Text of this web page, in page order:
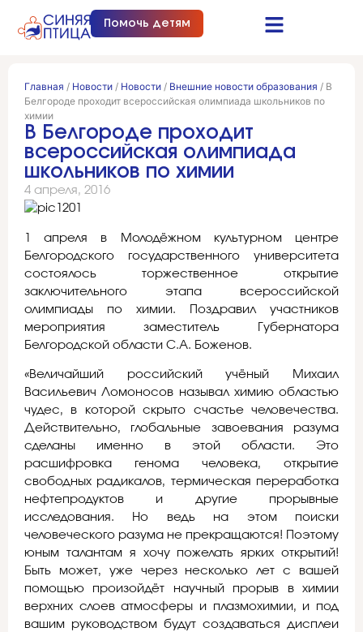
Помочь детям
Главная / Новости / Новости / Внешние новости образования / В
Белгороде проходит всероссийская олимпиада школьников по
химии
В Белгороде проходит
всероссийская олимпиада
школьников по химии
4 апреля, 2016
1 апреля в Молодёжном культурном центре
Белгородского государственного университета
состоялось торжественное открытие
заключительного этапа всероссийской
олимпиады по химии. Поздравил участников
мероприятия заместитель Губернатора
Белгородской области С.А. Боженов.
«Величайший российский учёный Михаил
Васильевич Ломоносов называл химию областью
чудес, в которой скрыто счастье человечества.
Действительно, глобальные завоевания разума
сделаны именно в этой области. Это
расшифровка генома человека, открытие
свободных радикалов, термическая переработка
нефтепродуктов и другие прорывные
исследования. Но ведь на этом поиски
человеческого разума не прекращаются! Поэтому
юным талантам я хочу пожелать ярких открытий!
Быть может, уже через несколько лет с вашей
помощью произойдёт научный прорыв в химии
верхних слоев атмосферы и плазмохимии, и под
вашим руководством будут создаваться дисплеи